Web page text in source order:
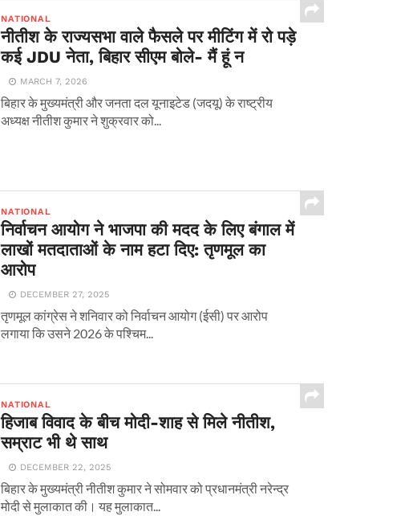
NATIONAL
नीतीश के राज्यसभा वाले फैसले पर मीटिंग में रो पड़े
कई JDU नेता, बिहार सीएम बोले- मैं हूं न
MARCH 7, 2026
बिहार के मुख्यमंत्री और जनता दल यूनाइटेड (जदयू) के राष्ट्रीय
अध्यक्ष नीतीश कुमार ने शुक्रवार को...
NATIONAL
निर्वाचन आयोग ने भाजपा की मदद के लिए बंगाल में
लाखों मतदाताओं के नाम हटा दिए: तृणमूल का
आरोप
DECEMBER 27, 2025
तृणमूल कांग्रेस ने शनिवार को निर्वाचन आयोग (ईसी) पर आरोप
लगाया कि उसने 2026 के पश्चिम...
NATIONAL
हिजाब विवाद के बीच मोदी-शाह से मिले नीतीश,
सम्राट भी थे साथ
DECEMBER 22, 2025
बिहार के मुख्यमंत्री नीतीश कुमार ने सोमवार को प्रधानमंत्री नरेन्द्र
मोदी से मुलाकात की। यह मुलाकात...